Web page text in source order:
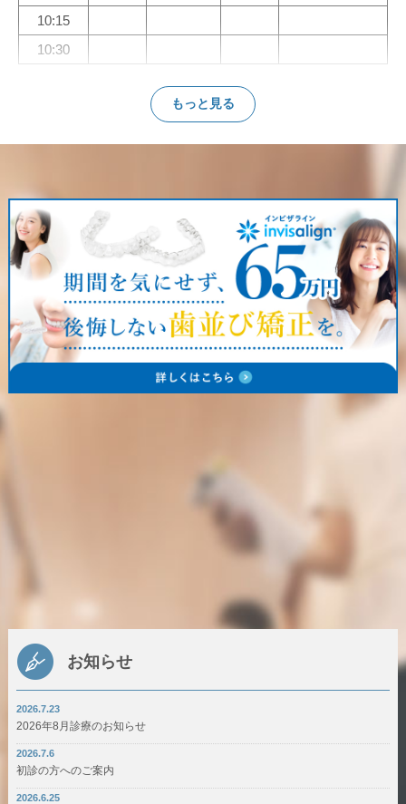
10:15
10:30
もっと見る
お知らせ
2026.7.23
2026年8月診療のお知らせ
2026.7.6
初診の方へのご案内
2026.6.25